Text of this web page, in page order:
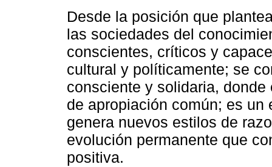
Desde la posición que
las sociedades del
conscientes, críticos y
cultural y políticamente; se
consciente y solidaria,
de apropiación común; es un
genera nuevos estilos de
evolución permanente que
positiva.